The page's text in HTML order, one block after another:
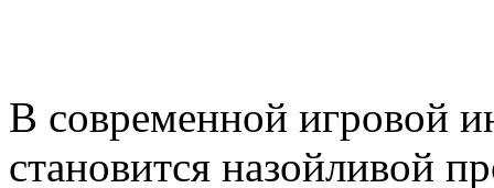
В современной игровой
становится назойливой